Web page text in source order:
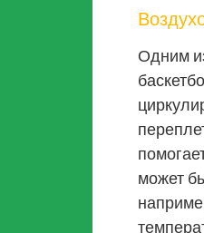
Одним
может